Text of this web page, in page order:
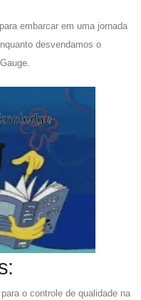
embarcar em uma jornada
desvendamos o
o controle de qualidade na